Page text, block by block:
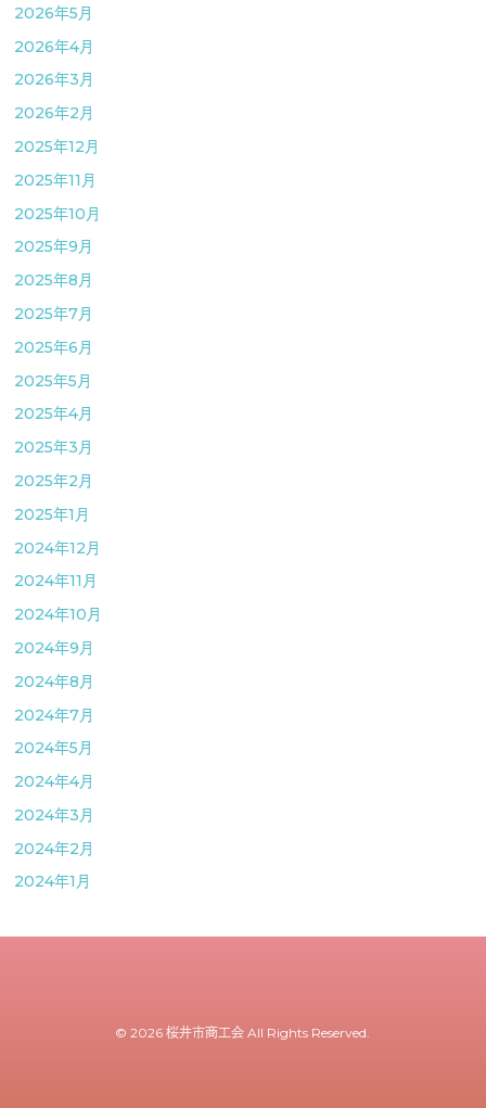
2026年5月
2026年4月
2026年3月
2026年2月
2025年12月
2025年11月
2025年10月
2025年9月
2025年8月
2025年7月
2025年6月
2025年5月
2025年4月
2025年3月
2025年2月
2025年1月
2024年12月
2024年11月
2024年10月
2024年9月
2024年8月
2024年7月
2024年5月
2024年4月
2024年3月
2024年2月
2024年1月
© 2026 桜井市商工会 All Rights Reserved.